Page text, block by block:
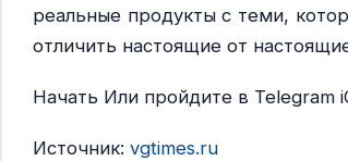
реальные продукты с теми,
отличить настоящие от
Начать Или пройдите в
Источник: vgtimes.ru